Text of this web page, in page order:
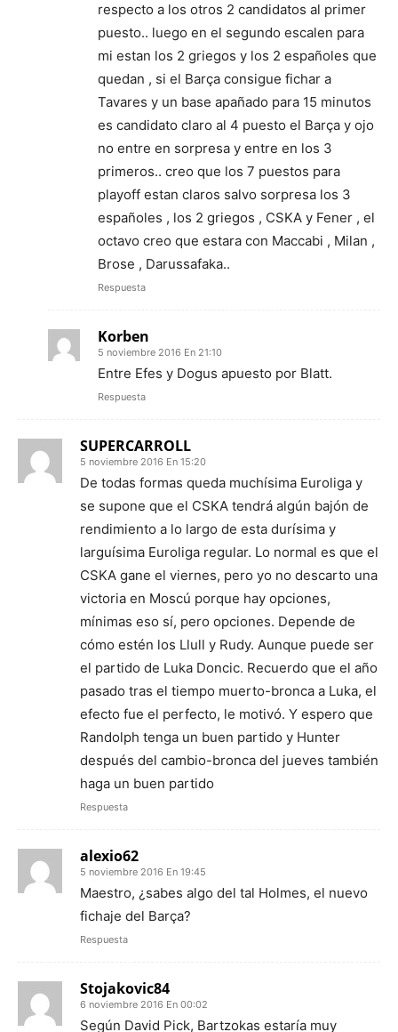
respecto a los otros 2 candidatos al primer
puesto.. luego en el segundo escalen para
mi estan los 2 griegos y los 2 españoles que
quedan , si el Barça consigue fichar a
Tavares y un base apañado para 15 minutos
es candidato claro al 4 puesto el Barça y ojo
no entre en sorpresa y entre en los 3
primeros.. creo que los 7 puestos para
playoff estan claros salvo sorpresa los 3
españoles , los 2 griegos , CSKA y Fener , el
octavo creo que estara con Maccabi , Milan ,
Brose , Darussafaka..
Respuesta
Korben
5 noviembre 2016 En 21:10
Entre Efes y Dogus apuesto por Blatt.
Respuesta
SUPERCARROLL
5 noviembre 2016 En 15:20
De todas formas queda muchísima Euroliga y
se supone que el CSKA tendrá algún bajón de
rendimiento a lo largo de esta durísima y
larguísima Euroliga regular. Lo normal es que el
CSKA gane el viernes, pero yo no descarto una
victoria en Moscú porque hay opciones,
mínimas eso sí, pero opciones. Depende de
cómo estén los Llull y Rudy. Aunque puede ser
el partido de Luka Doncic. Recuerdo que el año
pasado tras el tiempo muerto-bronca a Luka, el
efecto fue el perfecto, le motivó. Y espero que
Randolph tenga un buen partido y Hunter
después del cambio-bronca del jueves también
haga un buen partido
Respuesta
alexio62
5 noviembre 2016 En 19:45
Maestro, ¿sabes algo del tal Holmes, el nuevo
fichaje del Barça?
Respuesta
Stojakovic84
6 noviembre 2016 En 00:02
Según David Pick, Bartzokas estaría muy